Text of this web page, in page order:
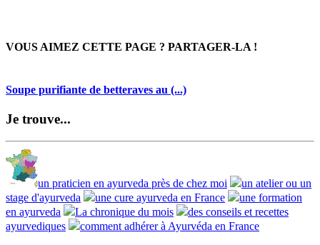
VOUS AIMEZ CETTE PAGE ? PARTAGER-LA !
Soupe purifiante de betteraves au (...)
Je trouve...
un praticien en ayurveda près de chez moi
un atelier ou un
stage d'ayurveda
une cure ayurveda en France
une formation
en ayurveda
La chronique du mois
des conseils et recettes
ayurvediques
comment adhérer à Ayurvéda en France